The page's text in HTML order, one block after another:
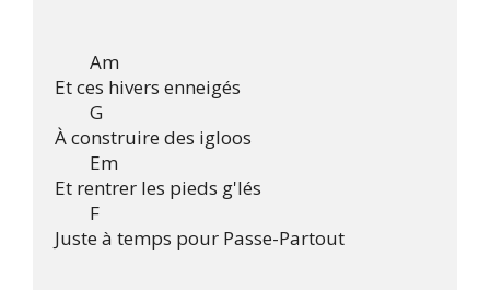
        Am
Et ces hivers enneigés
        G
À construire des igloos
        Em
Et rentrer les pieds g'lés
        F
Juste à temps pour Passe-Partout